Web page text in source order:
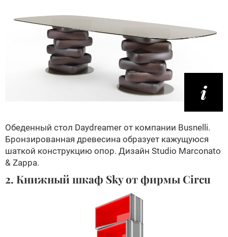
Обеденный стол Daydreamer от компании Busnelli.
Бронзированная древесина образует кажущуюся
шаткой конструкцию опор. Дизайн Studio Marconato
& Zappa.
2. Книжный шкаф Sky от фирмы Circu